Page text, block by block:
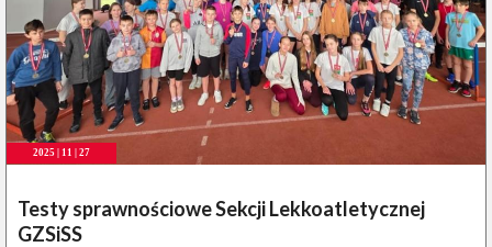
2025 | 11 | 27
Testy sprawnościowe Sekcji Lekkoatletycznej
GZSiSS